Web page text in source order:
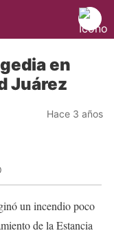
en
Juárez
Hace 3 años
un incendio poco
de la Estancia